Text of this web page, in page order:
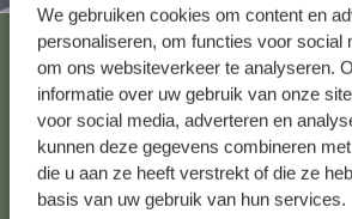
We gebruiken cookies om content en
personaliseren, om functies voor social
om ons websiteverkeer te analyseren.
informatie over uw gebruik van onze
voor social media, adverteren en
kunnen deze gegevens combineren
die u aan ze heeft verstrekt of die ze
basis van uw gebruik van hun services.
Voir les 62 magasins
Service clientèle
Pour toute question ou demande de